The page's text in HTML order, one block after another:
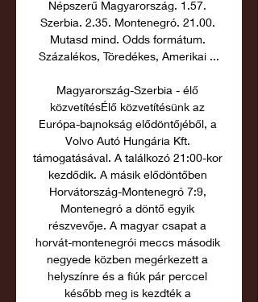
Népszerű Magyarország. 1.57.
Szerbia. 2.35. Montenegró. 21.00.
Mutasd mind. Odds formátum.
Százalékos, Töredékes, Amerikai ...
Magyarország-Szerbia - élő
közvetítésÉlő közvetítésünk az
Európa-bajnokság elődöntőjéből, a
Volvo Autó Hungária Kft.
támogatásával. A találkozó 21:00-kor
kezdődik. A másik elődöntőben
Horvátország-Montenegró 7:9,
Montenegró a döntő egyik
részvevője. A magyar csapat a
horvát-montenegrói meccs második
negyede közben megérkezett a
helyszínre és a fiúk pár perccel
később meg is kezdték a